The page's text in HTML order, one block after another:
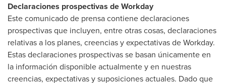
Declaraciones prospectivas de Workday
Este comunicado de prensa contiene declaraciones
prospectivas que incluyen, entre otras cosas, declaraciones
relativas a los planes, creencias y expectativas de Workday.
Estas declaraciones prospectivas se basan únicamente en
la información disponible actualmente y en nuestras
creencias, expectativas y suposiciones actuales. Dado que